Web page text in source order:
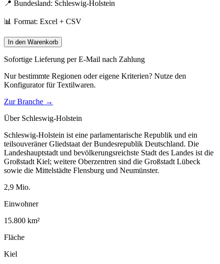
📍 Bundesland: Schleswig-Holstein
📊 Format: Excel + CSV
In den Warenkorb
Sofortige Lieferung per E-Mail nach Zahlung
Nur bestimmte Regionen oder eigene Kriterien? Nutze den
Konfigurator fürTextilwaren.
Zur Branche →
Über Schleswig-Holstein
Schleswig-Holstein ist eine parlamentarische Republik und ein
teilsouveräner Gliedstaat der Bundesrepublik Deutschland. Die
Landeshauptstadt und bevölkerungsreichste Stadt des Landes ist die
Großstadt Kiel; weitere Oberzentren sind die Großstadt Lübeck
sowie die Mittelstädte Flensburg und Neumünster.
2,9 Mio.
Einwohner
15.800 km²
Fläche
Kiel